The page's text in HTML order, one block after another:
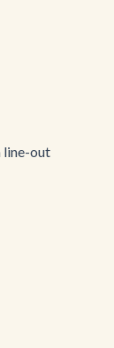
line-out